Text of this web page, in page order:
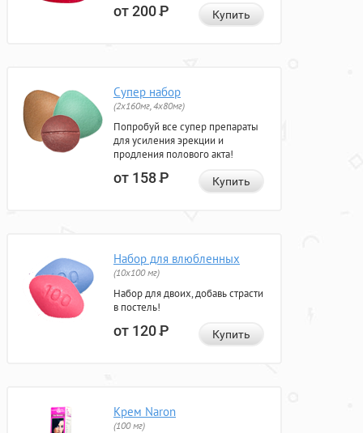
от 200Р Купить
Супер набор
(2х160мг, 4х80мг)
Попробуй все супер препараты
для усиления эрекции и
продления полового акта!
от 158Р Купить
Набор для влюбленных
(10х100 мг)
Набор для двоих, добавь страсти
в постель!
от 120Р Купить
Крем Naron
(100 мг)